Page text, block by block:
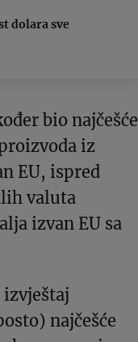
dolara sve
bio najčešće
iz
EU, ispred
valuta
izvan EU sa
najčešće